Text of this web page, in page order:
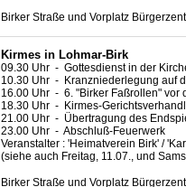
Birker Straße und Vorplatz
Kirmes in Lohmar-Birk
09.30 Uhr - Gottesdienst in der
10.30 Uhr - Kranzniederlegung auf
16.00 Uhr - 6. "Birker Faßrollen" vor
18.30 Uhr - Kirmes-
21.00 Uhr - Übertragung des
23.00 Uhr - Abschluß-Feuerwerk
Veranstalter : 'Heimatverein Birk' /
(siehe auch Freitag, 11.07., und
Birker Straße und Vorplatz